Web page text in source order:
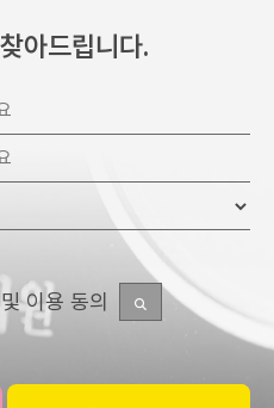
아드립니다.
이용 동의